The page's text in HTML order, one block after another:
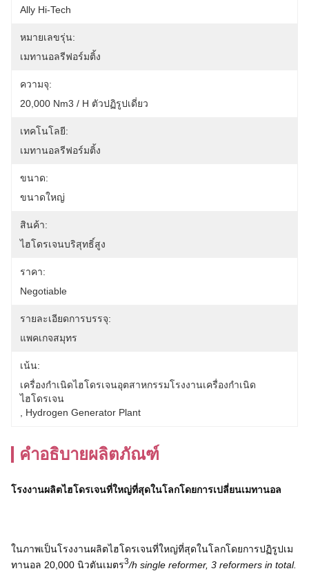
Ally Hi-Tech
หมายเลขรุ่น:
เมทานอลรีฟอร์มติ้ง
ความจุ:
20,000 Nm3 / H ตัวปฏิรูปเดี่ยว
เทคโนโลยี:
เมทานอลรีฟอร์มติ้ง
ขนาด:
ขนาดใหญ่
สินค้า:
ไฮโดรเจนบริสุทธิ์สูง
ราคา:
Negotiable
รายละเอียดการบรรจุ:
แพคเกจสมุทร
เน้น:
เครื่องกำเนิดไฮโดรเจนอุตสาหกรรมโรงงานเครื่องกำเนิด
ไฮโดรเจน
Hydrogen Generator Plant
คำอธิบายผลิตภัณฑ์
โรงงานผลิตไฮโดรเจนที่ใหญ่ที่สุดในโลกโดยการเปลี่ยนเมทานอล
ในภาพเป็นโรงงานผลิตไฮโดรเจนที่ใหญ่ที่สุดในโลกโดยการปฏิรูปเม
ทานอล 20,000 นิวตันเมตร3/h single reformer, 3 reformers in total.